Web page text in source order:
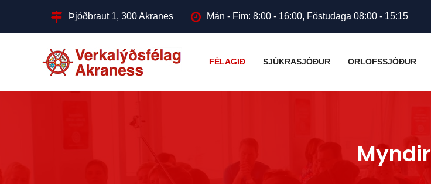
Þjóðbraut 1, 300 Akranes Mán - Fim: 8:00 - 16:00, Föstudaga 08:00 - 15:15
FÉLAGIÐ SJÚKRASJÓÐUR ORLOFSSJÓÐUR
Myndir